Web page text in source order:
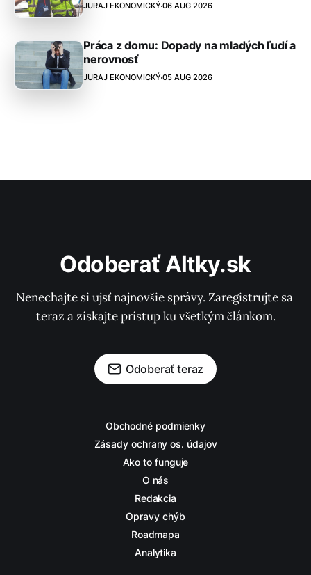
JURAJ EKONOMICKÝ 06 AUG 2026
Práca z domu: Dopady na mladých ľudí a
nerovnosť
JURAJ EKONOMICKÝ 05 AUG 2026
Odoberať Altky.sk
Nenechajte si ujsť najnovšie správy. Zaregistrujte sa
teraz a získajte prístup ku všetkým článkom.
Odoberať teraz
Obchodné podmienky
Zásady ochrany os. údajov
Ako to funguje
O nás
Redakcia
Opravy chýb
Roadmapa
Analytika